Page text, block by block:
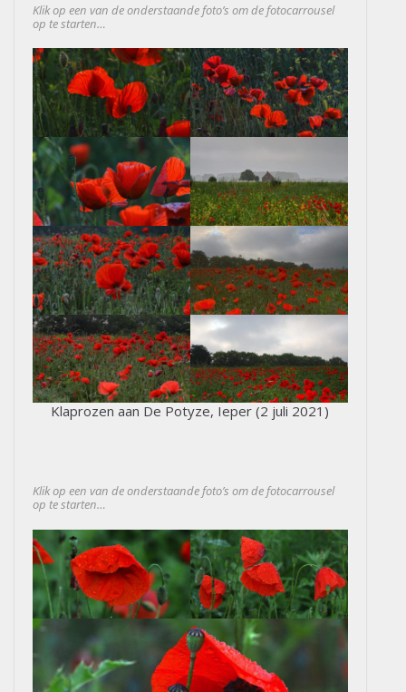
Klik op een van de onderstaande foto’s om de fotocarrousel
op te starten…
Klaprozen aan De Potyze, Ieper (2 juli 2021)
Klik op een van de onderstaande foto’s om de fotocarrousel
op te starten…